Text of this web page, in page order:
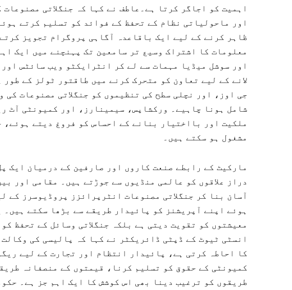
اہمیت کو اجاگر کرتا ہے۔عاطف نے کہا کہ جنگلاتی
اور ماحولیاتی نظام کے تحفظ کے فوائد کو تسلیم کرتے
ظاہر کرنے کے لیے ایک باقاعدہ آگاہی پروگرام تجویز
معلومات کا اشتراک وسیع تر سامعین تک پہنچنے میں ایک
اور سوشل میڈیا مہمات سے لے کر انٹرایکٹو ویب سائٹس
لانے کے لیے تعاون کو متحرک کرنے میں طاقتور ٹولز کے
جی اوز، اور نچلی سطح کی تنظیموں کو جنگلاتی مصنوعات
شامل ہونا چاہیے۔ ورکشاپس، سیمینارز، اور کمیونٹی آٹ
ملکیت اور بااختیار بنانے کے احساس کو فروغ دیتے ہوئے،
مشغول ہو سکتے ہیں۔
مارکیٹ کے رابطے صنعت کاروں اور صارفین کے درمیان ایک
دراز علاقوں کو عالمی منڈیوں سے جوڑتے ہیں۔ مقامی اور
آسان بنا کر جنگلاتی مصنوعات انٹرپرائزز پروڈیوسرز کے
ہوئے اپنے آپریشنز کو پائیدار طریقے سے بڑھا سکتے
معیشتوں کو تقویت دیتی ہے بلکہ جنگلاتی وسائل کے تحفظ
انسٹی ٹیوٹ کے ڈپٹی ڈائریکٹر نے کہا کہ پالیسی کی
کا احاطہ کرتی ہے، پائیدار انتظام اور تجارت کے لیے
کمیونٹی کے حقوق کو تسلیم کرنا، قیمتوں کے منصفانہ
طریقوں کو ترغیب دینا بھی اس کوشش کا ایک اہم جز ہے۔